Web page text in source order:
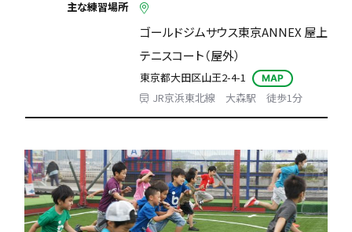
主な練習場所
ゴールドジムサウス東京ANNEX 屋上
テニスコート（屋外）
東京都大田区山王2-4-1 MAP
JR京浜東北線 大森駅 徒歩1分